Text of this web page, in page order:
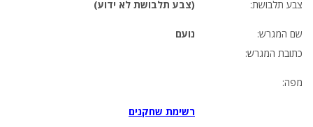
צבע תלבושת: (צבע תלבושת לא ידוע)
שם המגרש:
נועם
כתובת המגרש:
מפה:
רשימת שחקנים